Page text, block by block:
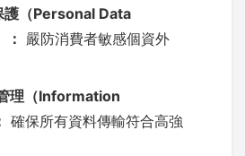
護（Personal Data
嚴防消費者敏感個資外
理（Information
確保所有資料傳輸符合高強